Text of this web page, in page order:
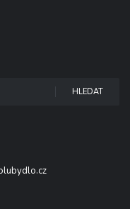
HLEDAT